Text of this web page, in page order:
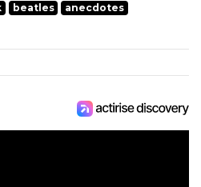
beatles
anecdotes